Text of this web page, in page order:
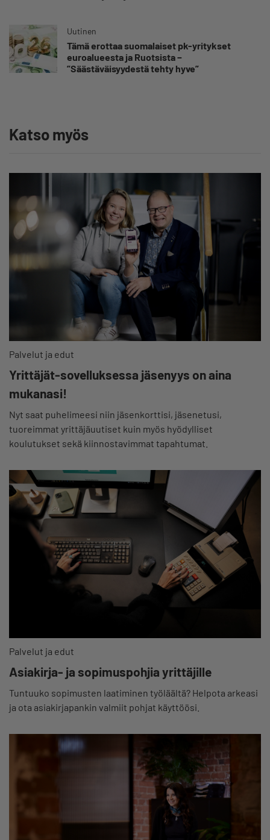
Uutinen
Tämä erottaa suomalaiset pk-yritykset
euroalueesta ja Ruotsista −
”Säästäväisyydestä tehty hyve”
Katso myös
Palvelut ja edut
Yrittäjät-sovelluksessa jäsenyys on aina
mukanasi!
Nyt saat puhelimeesi niin jäsenkorttisi, jäsenetusi,
tuoreimmat yrittäjäuutiset kuin myös hyödylliset
koulutukset sekä kiinnostavimmat tapahtumat.
Palvelut ja edut
Asiakirja- ja sopimuspohjia yrittäjille
Tuntuuko sopimusten laatiminen työläältä? Helpota arkeasi
ja ota asiakirjapankin valmiit pohjat käyttöösi.